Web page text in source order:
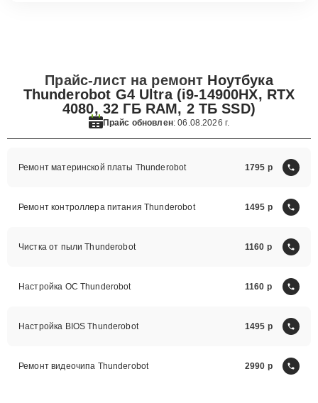
Прайс-лист на ремонт Ноутбука
Thunderobot G4 Ultra (i9-14900HX, RTX
4080, 32 ГБ RAM, 2 ТБ SSD)
Прайс обновлен: 06.08.2026 г.
Ремонт материнской платы Thunderobot 1795
Ремонт контроллера питания Thunderobot 1495
Чистка от пыли Thunderobot 1160
Настройка ОС Thunderobot 1160
Настройка BIOS Thunderobot 1495
Ремонт видеочипа Thunderobot 2990